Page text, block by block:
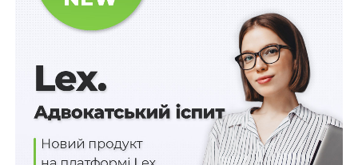
НЕ ПРОПУСТІТЬ
Добровольці груп ППО територіальних громад
отримуватимуть 100 000 грн бойових